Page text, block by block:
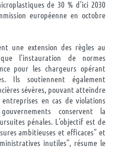
de 30 % d’ici 2030
européenne en octobre
une extension des règles au
l’instauration de normes
pour les chargeurs opérant
Ils soutiennent également
sévères, pouvant atteindre
en cas de violations
conservent la
pénales. L’objectif est de
ambitieuses et efficaces” et
inutiles”, résume le